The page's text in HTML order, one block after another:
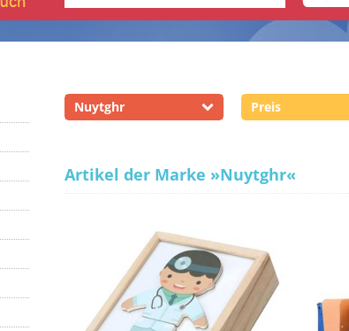
Nuytghr Preis
Artikel der Marke »Nuytghr«